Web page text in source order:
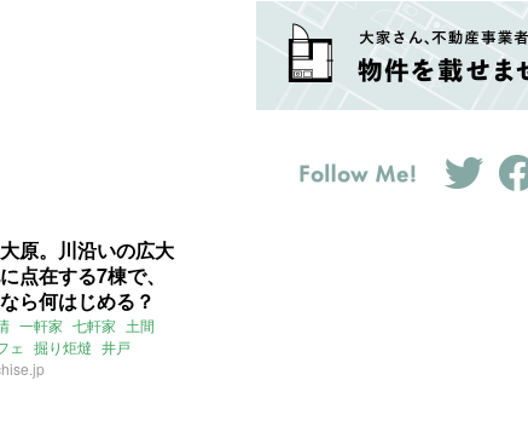
原。川沿いの広大
点在する7棟で、
ら何はじめる？
京区855㎡の売買
一軒家 七軒家 土間
ェ 掘り炬燵 井戸
囲炉裏